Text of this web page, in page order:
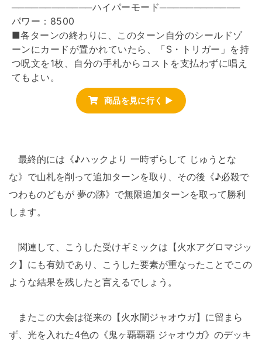
────────────ハイパーモード────────────
パワー：8500
■各ターンの終わりに、このターン自分のシールドゾ
ーンにカードが置かれていたら、「S・トリガー」を持
つ呪文を1枚、自分の手札からコストを支払わずに唱え
てもよい。
商品を見に行く ▶
最終的には《♪ハックより 一時ずらして じゅうとな
な》で山札を削って追加ターンを取り、その後《♪必殺で
つわものどもが 夢の跡》で無限追加ターンを取って勝利
します。
関連して、こうした受けギミックは【火水アグロマジッ
ク】にも有効であり、こうした要素が重なったことでこの
ような結果を残したと言えるでしょう。
またこの大会は従来の【火水闇ジャオウガ】に留まら
ず、光を入れた4色の《鬼ヶ覇覇覇 ジャオウガ》のデッキ